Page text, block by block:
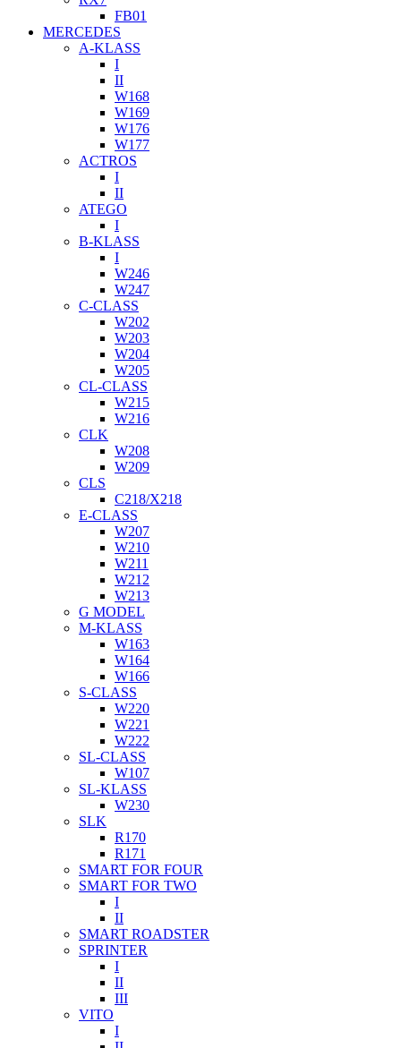
FB01
MERCEDES
A-KLASS
I
II
W168
W169
W176
W177
ACTROS
I
II
ATEGO
I
B-KLASS
I
W246
W247
C-CLASS
W202
W203
W204
W205
CL-CLASS
W215
W216
CLK
W208
W209
CLS
C218/X218
E-CLASS
W207
W210
W211
W212
W213
G MODEL
M-KLASS
W163
W164
W166
S-CLASS
W220
W221
W222
SL-CLASS
W107
SL-KLASS
W230
SLK
R170
R171
SMART FOR FOUR
SMART FOR TWO
I
II
SMART ROADSTER
SPRINTER
I
II
III
VITO
I